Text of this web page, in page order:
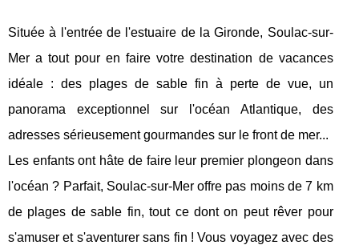
Située à l'entrée de l'estuaire de la Gironde, Soulac-sur-
Mer a tout pour en faire votre destination de vacances
idéale : des plages de sable fin à perte de vue, un
panorama exceptionnel sur l'océan Atlantique, des
adresses sérieusement gourmandes sur le front de mer...
Les enfants ont hâte de faire leur premier plongeon dans
l'océan ? Parfait, Soulac-sur-Mer offre pas moins de 7 km
de plages de sable fin, tout ce dont on peut rêver pour
s'amuser et s'aventurer sans fin ! Vous voyagez avec des